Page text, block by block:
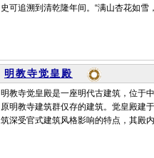
史可追溯到清乾隆年间。“满山杏花如雪
明教寺觉皇殿
明教寺觉皇殿是一座明代古建筑，位于
原明教寺建筑群仅存的建筑。觉皇殿建
筑深受官式建筑风格影响的特点，其殿